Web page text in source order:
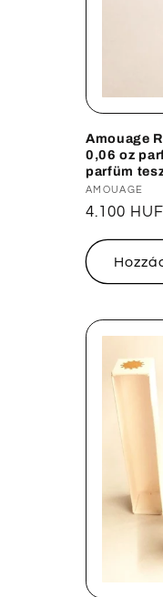
Amouage
0,06 oz
parfüm
AMOUAGE
Normál
4.100 HUF